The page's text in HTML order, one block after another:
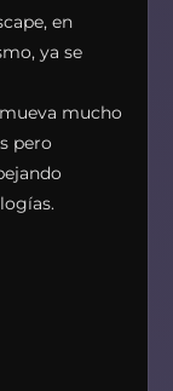
en
ya se
mucho
pero